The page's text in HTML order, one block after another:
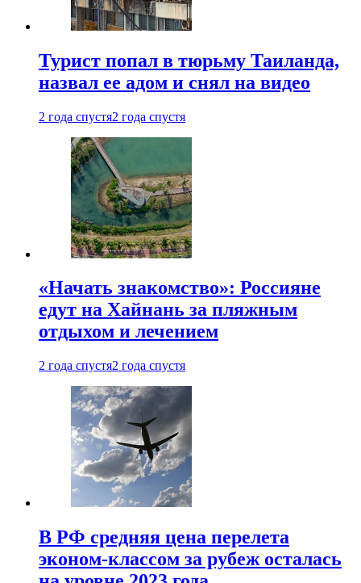
Турист попал в тюрьму Таиланда,
назвал ее адом и снял на видео
2 года спустя2 года спустя
«Начать знакомство»: Россияне
едут на Хайнань за пляжным
отдыхом и лечением
2 года спустя2 года спустя
В РФ средняя цена перелета
эконом-классом за рубеж осталась